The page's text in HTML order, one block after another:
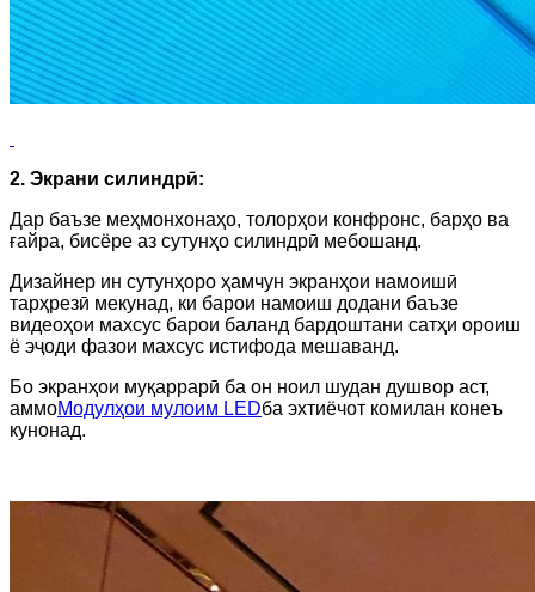
2. Экрани силиндрӣ:
Дар баъзе меҳмонхонаҳо, толорҳои конфронс, барҳо ва
ғайра, бисёре аз сутунҳо силиндрӣ мебошанд.
Дизайнер ин сутунҳоро ҳамчун экранҳои намоишӣ
тарҳрезӣ мекунад, ки барои намоиш додани баъзе
видеоҳои махсус барои баланд бардоштани сатҳи ороиш
ё эҷоди фазои махсус истифода мешаванд.
Бо экранҳои муқаррарӣ ба он ноил шудан душвор аст,
аммоМодулҳои мулоим LEDба эхтиёчот комилан конеъ
кунонад.